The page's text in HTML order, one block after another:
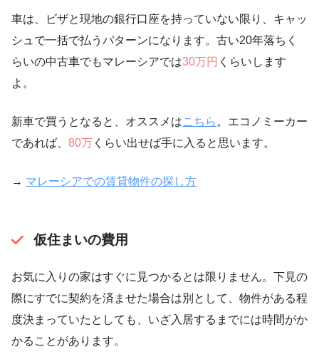
車は、ビザと現地の銀行口座を持っていない限り、キャッ
シュで一括で払うパターンになります。古い20年落ちく
らいの中古車でもマレーシアでは30万円 くらいします
よ。
新車で買うとなると、オススメはこちら 。エコノミーカー
であれば、 80万 くらい出せば手に入ると思います。
→ マレーシアでの賃貸物件の探し方
仮住まいの費用
お気に入りの家はすぐに見つかるとは限りません。下見の
際にすでに契約を済ませた場合は別として、物件がある程
度決まっていたとしても、いざ入居するまでには時間がか
かることがあります。